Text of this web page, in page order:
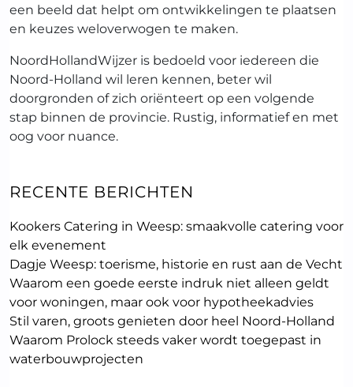
een beeld dat helpt om ontwikkelingen te plaatsen
en keuzes weloverwogen te maken.
NoordHollandWijzer is bedoeld voor iedereen die
Noord-Holland wil leren kennen, beter wil
doorgronden of zich oriënteert op een volgende
stap binnen de provincie. Rustig, informatief en met
oog voor nuance.
RECENTE BERICHTEN
Kookers Catering in Weesp: smaakvolle catering voor
elk evenement
Dagje Weesp: toerisme, historie en rust aan de Vecht
Waarom een goede eerste indruk niet alleen geldt
voor woningen, maar ook voor hypotheekadvies
Stil varen, groots genieten door heel Noord-Holland
Waarom Prolock steeds vaker wordt toegepast in
waterbouwprojecten